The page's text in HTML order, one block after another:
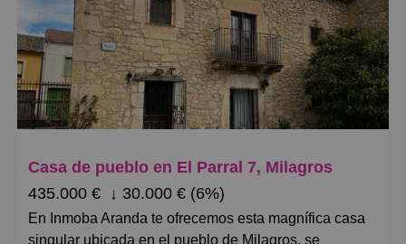
Caros
Pequeños
Grandes
Casa de pueblo en El Parral 7, Milagros
435.000 € ↓ 30.000 € (6%)
En Inmoba Aranda te ofrecemos esta magnífica casa
singular ubicada en el pueblo de Milagros, se